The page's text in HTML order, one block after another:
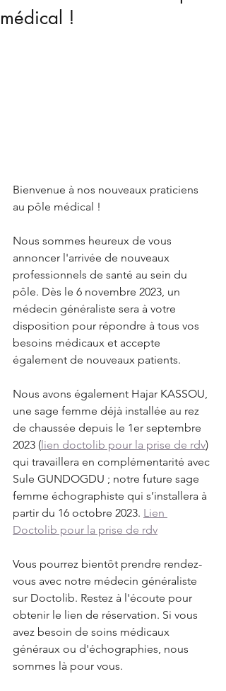
médical !
Bienvenue à nos nouveaux praticiens
au pôle médical !
Nous sommes heureux de vous
annoncer l'arrivée de nouveaux
professionnels de santé au sein du
pôle. Dès le 6 novembre 2023, un
médecin généraliste sera à votre
disposition pour répondre à tous vos
besoins médicaux et accepte
également de nouveaux patients.
Nous avons également Hajar KASSOU,
une sage femme déjà installée au rez
de chaussée depuis le 1er septembre
2023 ( lien doctolib pour la prise de rdv)
qui travaillera en complémentarité avec
Sule GUNDOGDU ; notre future sage
femme échographiste qui s’installera à
partir du 16 octobre 2023. Lien
Doctolib pour la prise de rdv
Vous pourrez bientôt prendre rendez-
vous avec notre médecin généraliste
sur Doctolib. Restez à l'écoute pour
obtenir le lien de réservation. Si vous
avez besoin de soins médicaux
généraux ou d'échographies, nous
sommes là pour vous.